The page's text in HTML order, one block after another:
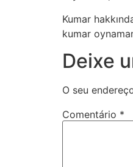
Kumar
kumar
Deixe
O seu
Comentário *